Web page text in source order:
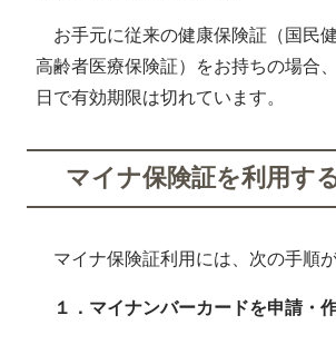
お手元に従来の健康保険証（国民
高齢者医療保険証）をお持ちの場合
日で有効期限は切れています。
マイナ保険証を利用す
マイナ保険証利用には、次の手順が
１．マイナンバーカードを申請・